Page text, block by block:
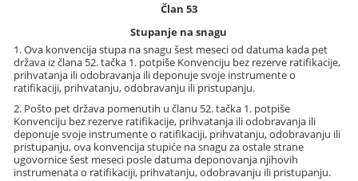
Član 53
Stupanje na snagu
1. Ova konvencija stupa na snagu šest meseci od datuma kada pet
država iz člana 52. tačka 1. potpiše Konvenciju bez rezerve ratifikacije,
prihvatanja ili odobravanja ili deponuje svoje instrumente o
ratifikaciji, prihvatanju, odobravanju ili pristupanju.
2. Pošto pet država pomenutih u članu 52. tačka 1. potpiše
Konvenciju bez rezerve ratifikacije, prihvatanja ili odobravanja ili
deponuje svoje instrumente o ratifikaciji, prihvatanju, odobravanju ili
pristupanju, ova konvencija stupiće na snagu za ostale strane
ugovornice šest meseci posle datuma deponovanja njihovih
instrumenata o ratifikaciji, prihvatanju, odobravanju ili pristupanju.